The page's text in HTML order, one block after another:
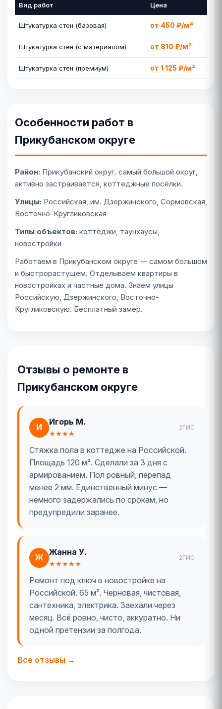
Вид работ Цена
Штукатурка стен (базовая) от 450 ₽/м²
Штукатурка стен (с материалом) от 810 ₽/м²
Штукатурка стен (премиум) от 1 125 ₽/м²
Особенности работ в
Прикубанском округе
Район: Прикубанский округ. самый большой округ,
активно застраивается, коттеджные посёлки.
Улицы: Российская, им. Дзержинского, Сормовская,
Восточно-Кругликовская
Типы объектов: коттеджи, таунхаусы,
новостройки
Работаем в Прикубанском округе — самом большом
и быстрорастущем. Отделываем квартиры в
новостройках и частные дома. Знаем улицы
Российскую, Дзержинского, Восточно-
Кругликовскую. Бесплатный замер.
Отзывы о ремонте в
Прикубанском округе
И
Игорь М.
★★★★
2ГИС
Стяжка пола в коттедже на Российской.
Площадь 120 м². Сделали за 3 дня с
армированием. Пол ровный, перепад
менее 2 мм. Единственный минус —
немного задержались по срокам, но
предупредили заранее.
Ж
Жанна У.
★★★★★
2ГИС
Ремонт под ключ в новостройке на
Российской. 65 м². Черновая, чистовая,
сантехника, электрика. Заехали через
месяц. Всё ровно, чисто, аккуратно. Ни
одной претензии за полгода.
Все отзывы →